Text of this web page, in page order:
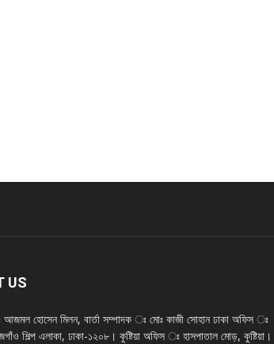
US
হোসেন মিলন, বার্তা সম্পাদক ঃ মোঃ কাজী সোহান ঢাকা অফিস ঃ
শিল্প এলাকা, ঢাকা-১২০৮। কুষ্টিয়া অফিস ঃ হাসপাতাল মোড়, কুষ্টিয়া।